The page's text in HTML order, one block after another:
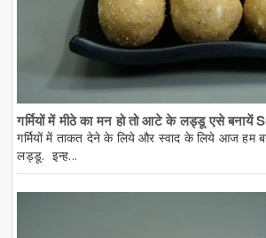
गर्मियों में मीठे का मन हो तो आटे के लड्डू एसे बनायें
गर्मियों में ताकत देने के लिये और स्वाद के लिये आज हम
लड्डू. इन्ह...